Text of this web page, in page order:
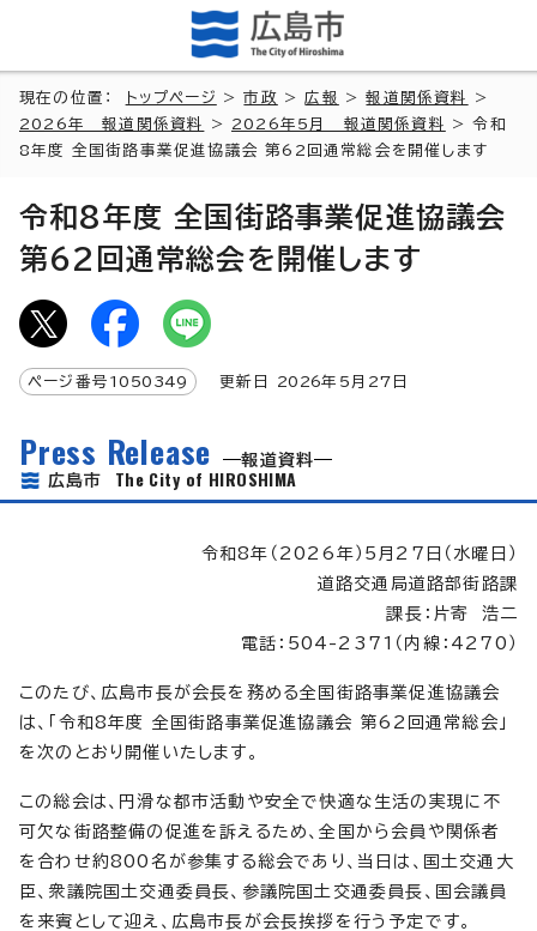
現在の位置： トップページ >市政 >広報 >報道関係資料
>
2026年 報道関係資料
> 2026年5月 報道関係資料
> 令和
8年度 全国街路事業促進協議会 第62回通常総会を開催します
令和8年度 全国街路事業促進協議会
第62回通常総会を開催します
ページ番号 1050349 更新日 2026年5月 27 日
Press Release
報道資料
広島市 The City of HIROSHIMA
令和8年（2026年）5月27日（水曜日）
道路交通局道路部街路課
課長：片寄 浩二
電話：504-2371（内線：4270）
このたび、広島市長が会長を務める全国街路事業促進協議会
は、「令和8年度 全国街路事業促進協議会 第62回通常総会」
を次のとおり開催いたします。
この総会は、円滑な都市活動や安全で快適な生活の実現に不
可欠な街路整備の促進を訴えるため、全国から会員や関係者
を合わせ約800名が参集する総会であり、当日は、国土交通大
臣、衆議院国土交通委員長、参議院国土交通委員長、国会議員
を来賓として迎え、広島市長が会長挨拶を行う予定です。